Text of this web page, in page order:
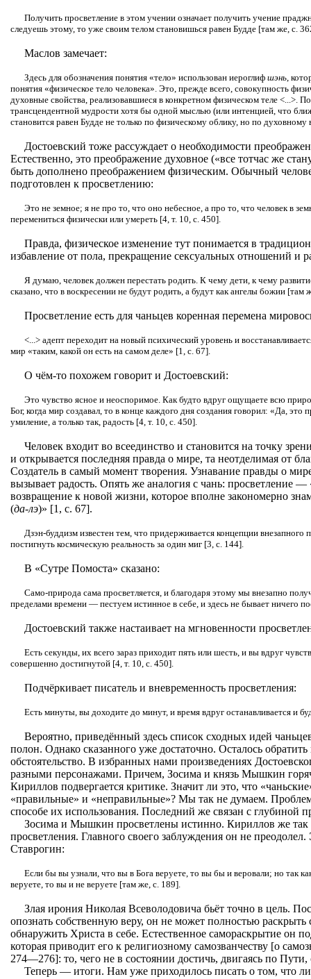
Получить просветление в этом учении означает получить учение
следуешь этому, то уже своим телом становишься равен Будде [там же, с.
Маслов замечает:
Здесь для обозначения понятия «тело» использован иероглиф шэнь ,
понятия «физическое тело человека». Это, прежде всего, совокупность
духовные свойства, реализовавшиеся в конкретном физическом теле <...>.
трансцендентной мудрости хотя бы одной мыслью (или интенцией, что
становится равен Будде не только по физическому облику, но по
Достоевский тоже рассуждает о необходимости
Естественно, это преображение духовное («все тотчас же
быть дополнено преображением физическим. Обычный
подготовлен к просветлению:
Это не земное; я не про то, что оно небесное, а про то, что человек в
перемениться физически или умереть [4, т. 10, с. 450].
Правда, физическое изменение тут понимается в
избавление от пола, прекращение сексуальных отношений и
Я думаю, человек должен перестать родить. К чему дети, к чему
сказано, что в воскресении не будут родить, а будут как ангелы божии
Просветление есть для чаньцев коренная перемена
<...> адепт переходит на новый психический уровень и
мир «таким, какой он есть на самом деле» [1, с. 67].
О чём-то похожем говорит и Достоевский:
Это чувство ясное и неоспоримое. Как будто вдруг ощущаете всю
Бог, когда мир создавал, то в конце каждого дня создания говорил: «Да,
умиление, а только так, радость [4, т. 10, с. 450].
Человек входит во всеединство и становится на точку
и открывается последняя правда о мире, та неотделимая от
Создатель в самый момент творения. Узнавание правды о
вызывает радость. Опять же аналогия с чань: просветление —
возвращение к новой жизни, которое вполне закономерно
(да-лэ)» [1, с. 67].
Дзэн-буддизм известен тем, что придерживается концепции внезапного
постигнуть космическую реальность за один миг [3, с. 144].
В «Сутре Помоста» сказано:
Само-природа сама просветляется, и благодаря этому мы внезапно
пределами времени — пестуем истинное в себе, и здесь не бывает ничего
Достоевский также настаивает на мгновенности
Есть секунды, их всего зараз приходит пять или шесть, и вы вдруг
совершенно достигнутой [4, т. 10, с. 450].
Подчёркивает писатель и вневременность просветления:
Есть минуты, вы доходите до минут, и время вдруг останавливается и
Вероятно, приведённый здесь список сходных идей
полон. Однако сказанного уже достаточно. Осталось
обстоятельство. В избранных нами произведениях
разными персонажами. Причем, Зосима и князь Мышкин
Кириллов подвергается критике. Значит ли это, что
«правильные» и «неправильные»? Мы так не думаем.
способе их использования. Последний же связан с глубиной
Зосима и Мышкин просветлены истинно. Кириллов же так
просветления. Главного своего заблуждения он не
Ставрогин:
Если бы вы узнали, что вы в Бога веруете, то вы бы и веровали; но так
веруете, то вы и не веруете [там же, с. 189].
Злая ирония Николая Всеволодовича бьёт точно в цель.
опознать собственную веру, он не может полностью
обнаружить Христа в себе. Естественное самораскрытие он
которая приводит его к религиозному самозванчеству [о
274—276]: то, чего не в состоянии достичь, двигаясь по
Теперь — итоги. Нам уже приходилось писать о том, что